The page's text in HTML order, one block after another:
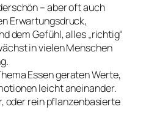
– aber oft auch
Erwartungsdruck,
dem Gefühl, alles „richtig“
in vielen Menschen
Essen geraten Werte,
leicht aneinander.
oder rein pflanzenbasierte